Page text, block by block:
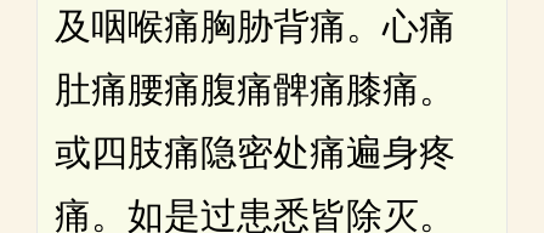
及咽喉痛胸胁背痛。心痛
肚痛腰痛腹痛髀痛膝痛。
或四肢痛隐密处痛遍身疼
痛。如是过患悉皆除灭。